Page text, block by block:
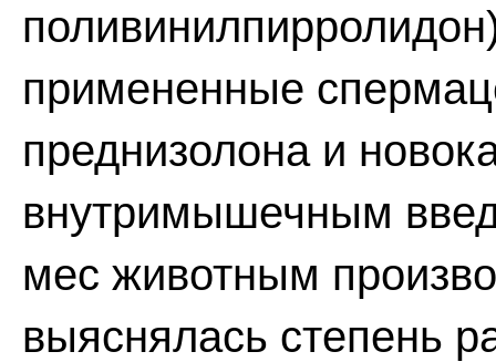
примененные
преднизолона и
внутримышечным
мес животным
выяснялась степень